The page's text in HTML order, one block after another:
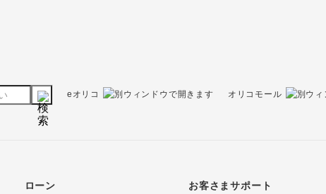
ローン お客さまサポート
eオリコ オリコモール